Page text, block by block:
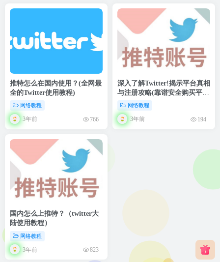
推特怎么在国内使用？(全网最
全的Twitter使用教程)
网络教程
3年前 766
深入了解Twitter!揭示平台真相
与注册攻略(靠谱安全购买平台
推荐）网络教程
3年前 194
国内怎么上推特？（twitter大
陆使用教程）
网络教程
3年前 823